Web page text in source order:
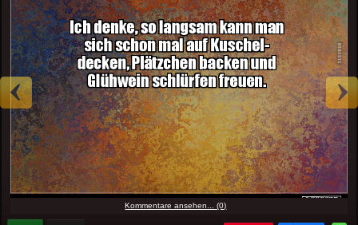
Kommentare ansehen... (0)